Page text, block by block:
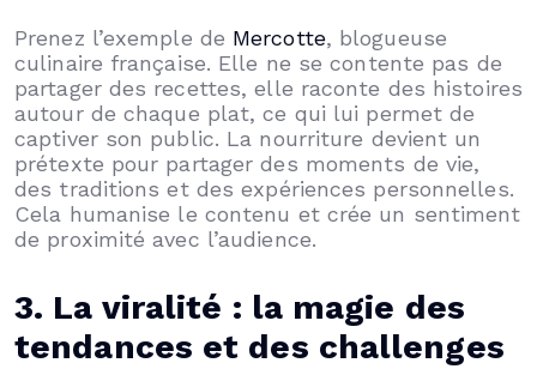
Prenez l’exemple de Mercotte, blogueuse
culinaire française. Elle ne se contente pas de
partager des recettes, elle raconte des histoires
autour de chaque plat, ce qui lui permet de
captiver son public. La nourriture devient un
prétexte pour partager des moments de vie,
des traditions et des expériences personnelles.
Cela humanise le contenu et crée un sentiment
de proximité avec l’audience.
3. La viralité : la magie des
tendances et des challenges